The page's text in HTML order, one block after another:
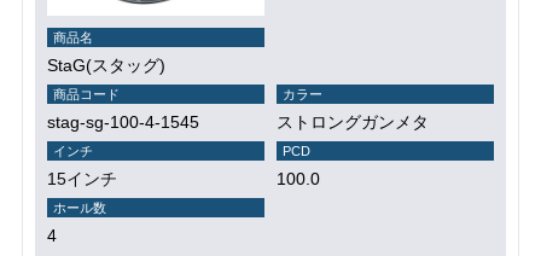
商品名
StaG(スタッグ)
商品コード
stag-sg-100-4-1545
カラー
ストロングガンメタ
インチ
15インチ
PCD
100.0
ホール数
4